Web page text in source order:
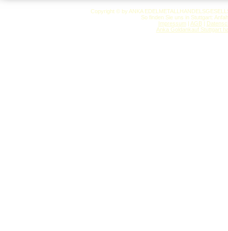
Copyright © by ANKA
So finden Sie uns in Stuttgart:
Impressum| AGB|
Anka Goldankauf Stuttgart